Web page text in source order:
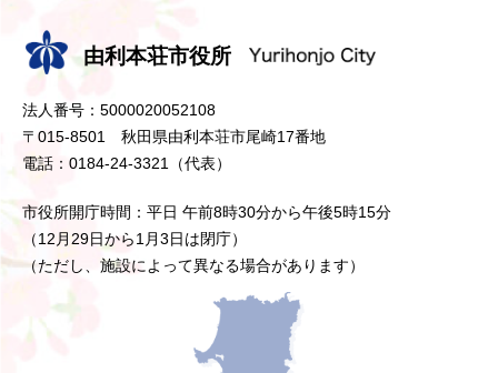
由利本荘市役所
法人番号：5000020052108
〒015-8501 秋田県由利本荘市尾崎17番地
電話：0184-24-3321（代表）
市役所開庁時間：平日 午前8時30分から午後5時15分
（12月29日から1月3日は閉庁）
（ただし、施設によって異なる場合があります）